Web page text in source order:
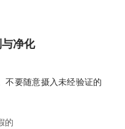
净化
不要随意摄入未经验证的
的